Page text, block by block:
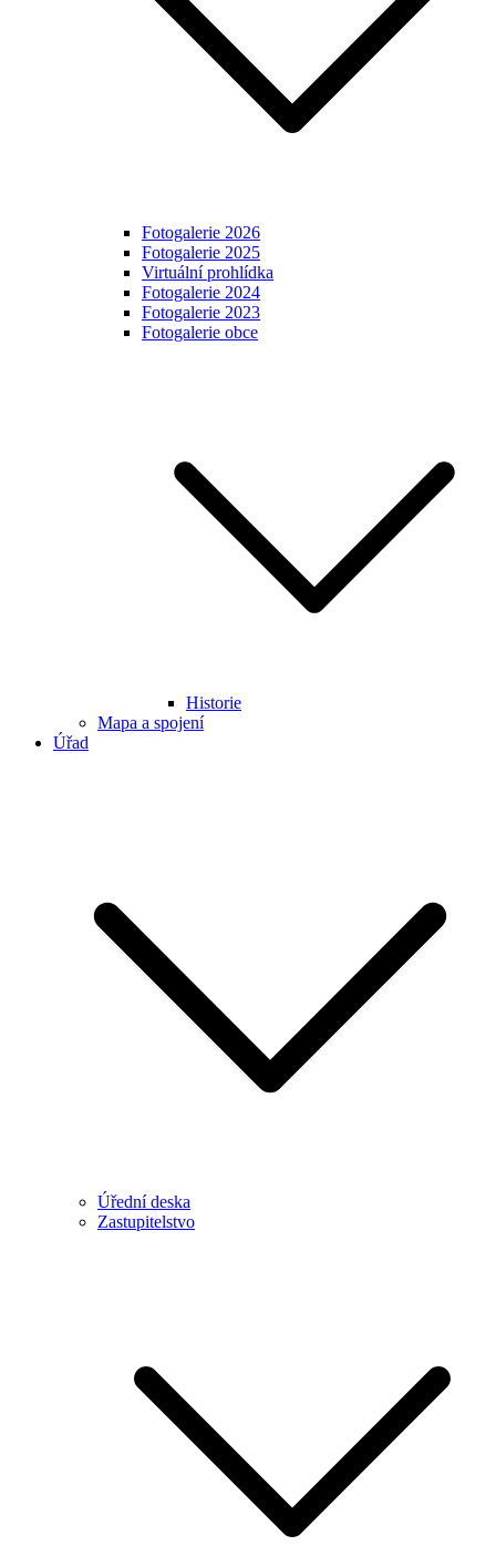
Fotogalerie 2026
Fotogalerie 2025
Virtuální prohlídka
Fotogalerie 2024
Fotogalerie 2023
Fotogalerie obce
Historie
Mapa a spojení
Úřad
Úřední deska
Zastupitelstvo